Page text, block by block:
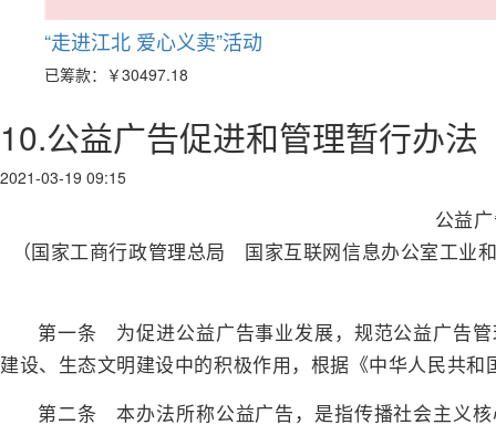
“走进江北 爱心义卖”活动
已筹款： ￥30497.18
10.公益广告促进和管理暂行办法
2021-03-19 09:15
公益
（国家工商行政管理总局 国家互联网信息办公室工
第一条 为促进公益广告事业发展，规范公益广告
建设、生态文明建设中的积极作用，根据《中华人民共
第二条 本办法所称公益广告，是指传播社会主义